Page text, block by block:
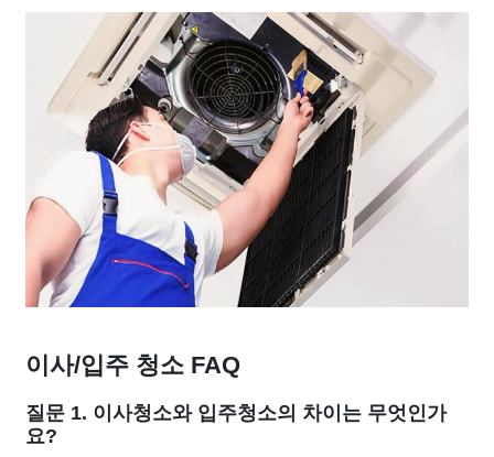
이사/입주 청소 FAQ
질문 1. 이사청소와 입주청소의 차이는 무엇인가
요?